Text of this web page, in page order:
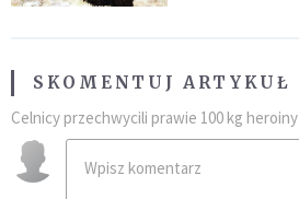
SKOMENTUJ ARTYKUŁ
Celnicy przechwycili prawie 100 kg heroiny